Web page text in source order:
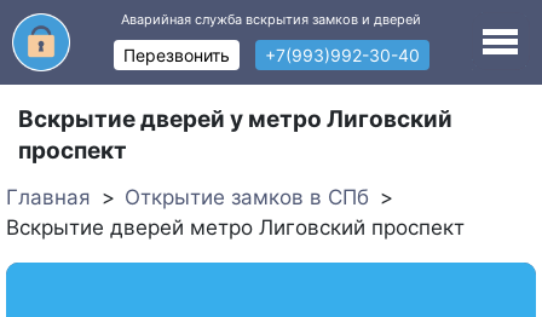
Аварийная служба вскрытия замков и дверей
Перезвонить +7(993)992-30-40
Вскрытие дверей у метро Лиговский
проспект
Главная
Открытие замков в СПб
Вскрытие дверей метро Лиговский проспект